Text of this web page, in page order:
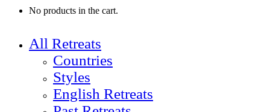
No products in the cart.
All Retreats
Countries
Styles
English Retreats